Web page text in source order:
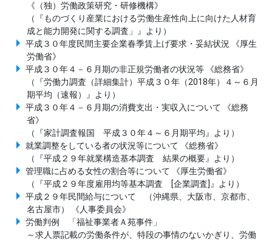
《（独）労働政策研究・研修機構》
（『ものづくり産業における労働生産性向上に向けた人材育
成と能力開発に関する調査」』より）
平成３０年度民間主要企業春季賃上げ要求・妥結状況 《厚生
労働省》
平成３０年４－６月期の非正規労働者の状況等 《総務省》
（『労働力調査（詳細集計）平成３０年（2018年）４～６月
期平均（速報）』より）
平成３０年４－６月期の消費支出・実収入について 《総務
省》
（『家計調査報国 平成３０年４～６月期平均』より）
就業調整をしている者の状況等について 《総務省》
（『平成２９年就業構造基本調査 結果の概要』より）
管理職に占める女性の割合等について 《厚生労働省》
（『平成２９年度雇用均等基本調査 [企業調査]』より）
平成２９年民間給与について （沖縄県、大阪市、京都市、
名古屋市） 《人事委員会》
労働判例 「福祉事業者Ａ苑事件」
～求人票記載の労働条件が、特段の事情のないかぎり、労働